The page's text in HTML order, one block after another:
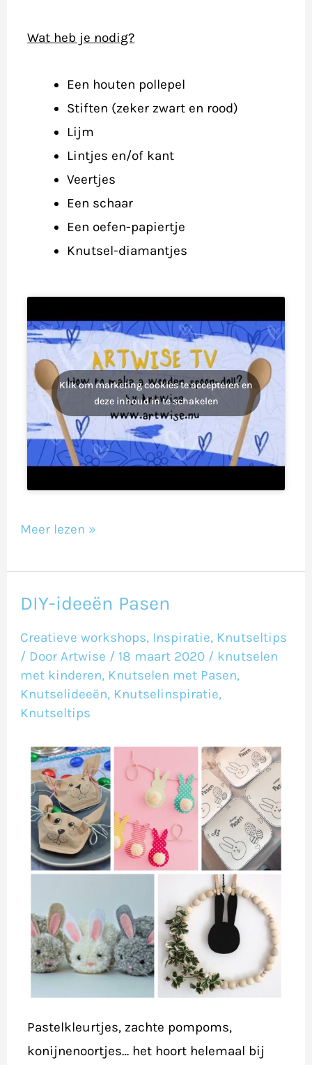
Wat heb je nodig?
Een houten pollepel
Stiften (zeker zwart en rood)
Lijm
Lintjes en/of kant
Veertjes
Een schaar
Een oefen-papiertje
Knutsel-diamantjes
Klik om marketing cookies te accepteren en
deze inhoud in te schakelen
Meer lezen »
DIY-ideeën Pasen
Creatieve workshops, Inspiratie, Knutseltips
/ DoorArtwise / 18 maart 2020 / knutselen
met kinderen, Knutselen met Pasen,
Knutselideeën, Knutselinspiratie,
Knutseltips
Pastelkleurtjes, zachte pompoms,
konijnenoortjes… het hoort helemaal bij
DIY-
Pasen